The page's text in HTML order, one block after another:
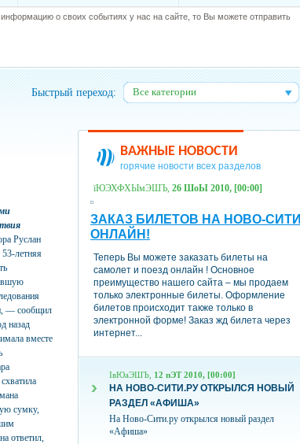
о своих событиях у нас на сайте, то Вы можете отправить
Быстрый переход: Все категории
Руслан
летняя
— сообщил
назад
вместе
сумку,
ответил,
ВАЖНЫЕ НОВОСТИ
горячие новости всех разделов
їЮЭХФХЫмЭШЪ, 26 ШоЫ 2010, [00:00]
ЗАКАЗ БИЛЕТОВ НА НОВО-СИТИ
ОНЛАЙН!
Теперь Вы можете заказать билеты на
самолет и поезд онлайн ! Основное
преимущество нашего сайта – мы продаем
только электронные билеты. Оформление
билетов происходит также только в
электронной форме! Заказ жд билета через
интернет...
ІвЮаЭШЪ, 12 пЭТ 2010, [00:00]
НА НОВО-СИТИ.РУ ОТКРЫЛСЯ НОВЫЙ
РАЗДЕЛ «АФИША»
На Ново-Сити.ру открылся новый раздел
«Афиша»